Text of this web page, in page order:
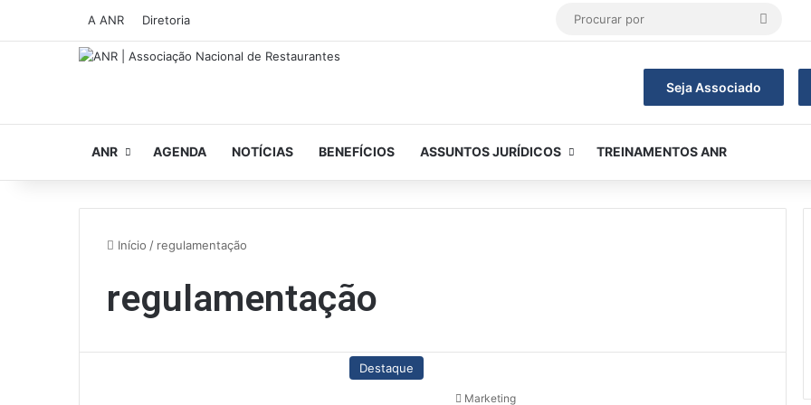
A ANR Diretoria
Seja Associado
ANR AGENDA NOTÍCIAS BENEFÍCIOS ASSUNTOS JURÍDICOS TREINAMENTOS ANR
Início / regulamentação
regulamentação
Destaque
Marketing